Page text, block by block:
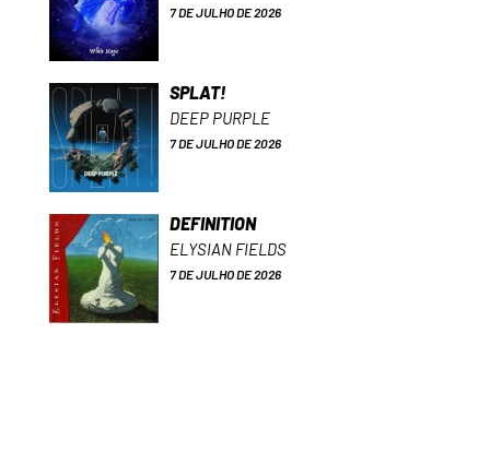
7 DE JULHO DE 2026
SPLAT!
DEEP PURPLE
7 DE JULHO DE 2026
DEFINITION
ELYSIAN FIELDS
7 DE JULHO DE 2026